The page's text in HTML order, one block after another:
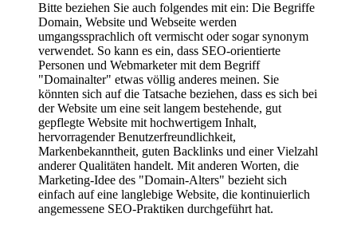
Bitte beziehen Sie auch folgendes mit ein: Die Begriffe
Domain, Website und Webseite werden
umgangssprachlich oft vermischt oder sogar synonym
verwendet. So kann es ein, dass SEO-orientierte
Personen und Webmarketer mit dem Begriff
"Domainalter" etwas völlig anderes meinen. Sie
könnten sich auf die Tatsache beziehen, dass es sich bei
der Website um eine seit langem bestehende, gut
gepflegte Website mit hochwertigem Inhalt,
hervorragender Benutzerfreundlichkeit,
Markenbekanntheit, guten Backlinks und einer Vielzahl
anderer Qualitäten handelt. Mit anderen Worten, die
Marketing-Idee des "Domain-Alters" bezieht sich
einfach auf eine langlebige Website, die kontinuierlich
angemessene SEO-Praktiken durchgeführt hat.